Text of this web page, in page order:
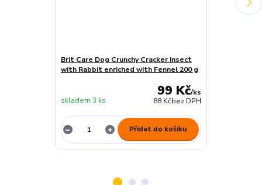
Brit Care Dog Crunchy Cracker Insect
with Rabbit enriched with Fennel 200 g
99 Kč/ks
88 Kčbez DPH
skladem 3 ks
Přidat do košíku